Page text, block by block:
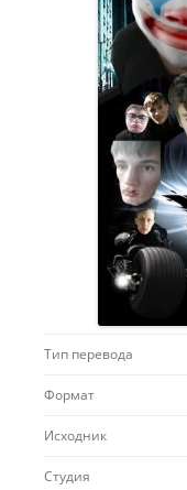
Тип перевода
Формат
Исходник
Студия